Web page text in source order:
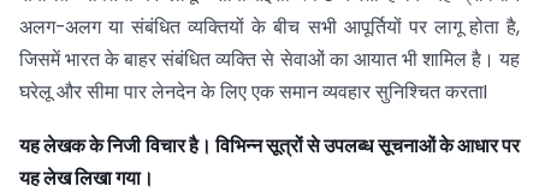
अलग-अलग या संबंधित व्यक्तियों के बीच सभी आपूर्तियों पर लागू होता है,
जिसमें भारत के बाहर संबंधित व्यक्ति से सेवाओं का आयात भी शामिल है। यह
घरेलू और सीमा पार लेनदेन के लिए एक समान व्यवहार सुनिश्चित करताI
यह लेखक के निजी विचार है। विभिन्न सूत्रों से उपलब्ध सूचनाओं के आधार पर
यह लेख लिखा गया।